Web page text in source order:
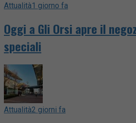
Attualità1 giorno fa
Oggi a Gli Orsi apre il
speciali
Attualità2 giorni fa